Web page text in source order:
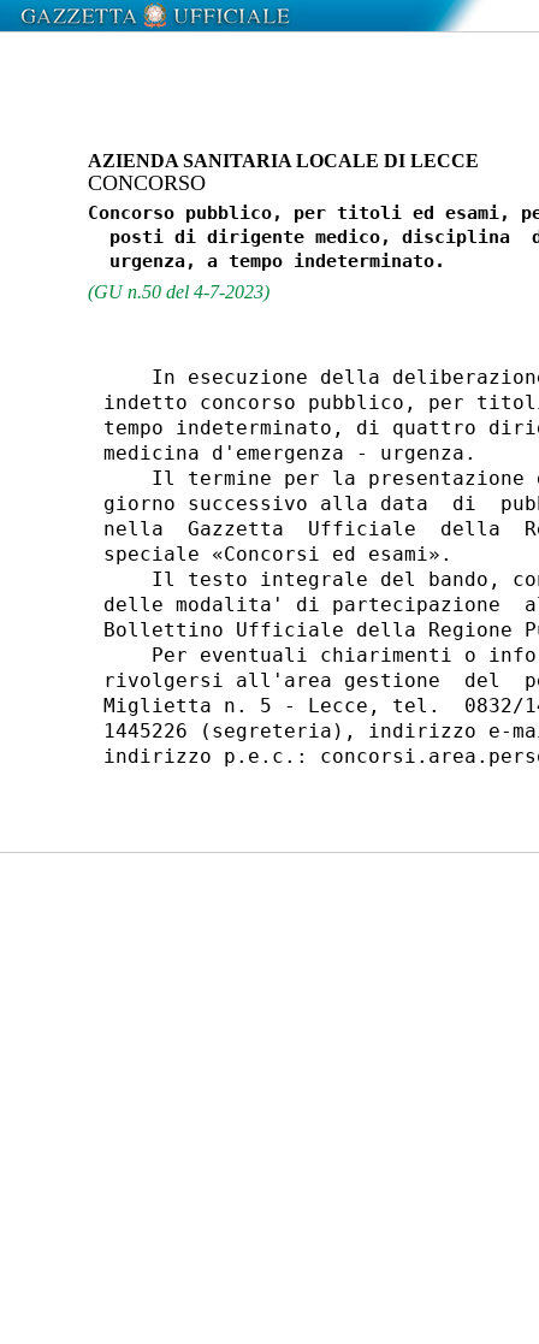
AZIENDA SANITARIA LOCALE DI LECCE
CONCORSO
Concorso pubblico, per titoli ed esami,
posti di dirigente medico, disciplina
(GU n.50 del 4-7-2023)
In esecuzione della
indetto concorso pubblico, per
tempo indeterminato, di quattro
medicina d'emergenza - urgenza.
Il termine per la presentazione
giorno successivo alla data  di
nella  Gazzetta  Ufficiale  della
speciale «Concorsi ed esami».
Il testo integrale del bando,
delle modalita' di partecipazione
Bollettino Ufficiale della Regione
Per eventuali chiarimenti o
rivolgersi all'area gestione  del
Miglietta n. 5 - Lecce, tel.  0832/
1445226 (segreteria), indirizzo e-
indirizzo p.e.c.: